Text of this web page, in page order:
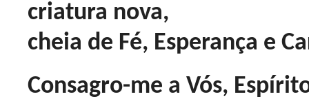
criatura nova,
cheia de Fé, Esperança e
Consagro-me a Vós,